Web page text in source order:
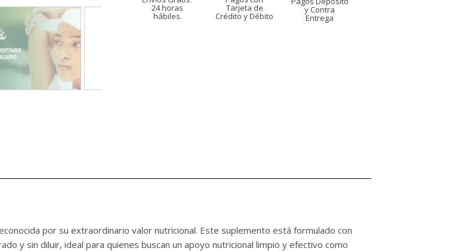
24 horas
hábiles.
Tarjeta de
Crédito y Débito
y Contra
Entrega
por su extraordinario valor nutricional. Este suplemento está formulado con
y sin diluir, ideal para quienes buscan un apoyo nutricional limpio y efectivo como